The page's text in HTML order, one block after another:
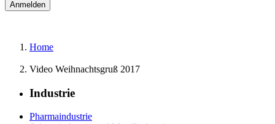
Home
Video Weihnachtsgruß 2017
Industrie
Pharmaindustrie